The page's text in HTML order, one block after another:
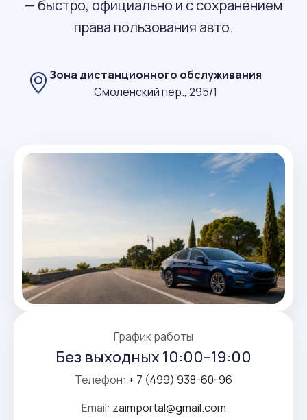
— быстро, официально и с сохранением
права пользования авто.
Зона дистанционного обслуживания
Смоленский пер., 295/1
График работы
Без выходных 10:00–19:00
Телефон: + 7 (499) 938-60-96
Email: zaimportal@gmail.com